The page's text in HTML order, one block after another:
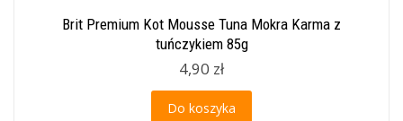
Brit Premium Kot Mousse Tuna Mokra Karma z
tuńczykiem 85g
4,90 zł
Do koszyka